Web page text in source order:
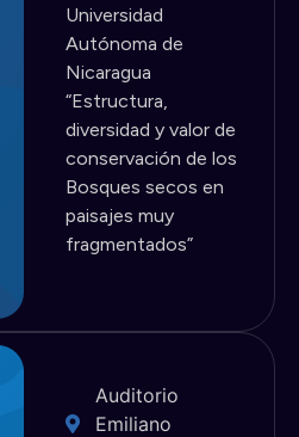
Universidad
Autónoma de
Nicaragua
“Estructura,
diversidad y valor de
conservación de los
Bosques secos en
paisajes muy
fragmentados”
Auditorio
Emiliano